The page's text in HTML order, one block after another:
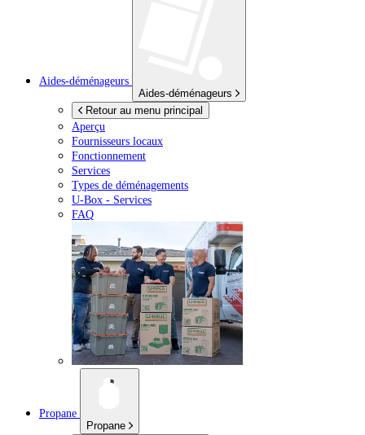
Aides-déménageurs
Aides-déménageurs
Retour au menu principal
Aperçu
Fournisseurs locaux
Fonctionnement
Services
Types de déménagements
U-Box - Services
FAQ
Propane
Propane